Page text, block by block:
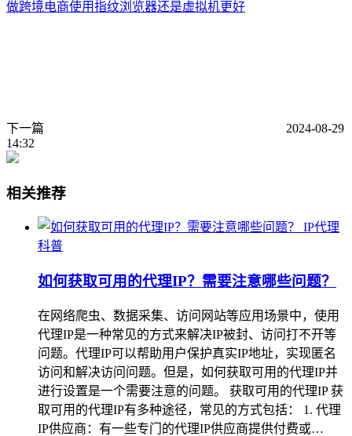
做跨境电商使用指纹浏览器还是虚拟机更好
下一篇
2024-08-29
14:32
相关推荐
IP代理
科普
如何获取可用的代理IP？需要注意哪些问题？
在网络爬虫、数据采集、访问网站等应用场景中，使用
代理IP是一种常见的方式来解决IP被封、访问打不开等
问题。代理IP可以帮助用户保护真实IP地址，实现匿名
访问和解决访问问题。但是，如何获取可用的代理IP并
进行设置是一个需要注意的问题。 获取可用的代理IP 获
取可用的代理IP有多种途径，常见的方式包括： 1. 代理
IP供应商：有一些专门的代理IP供应商提供付费或…